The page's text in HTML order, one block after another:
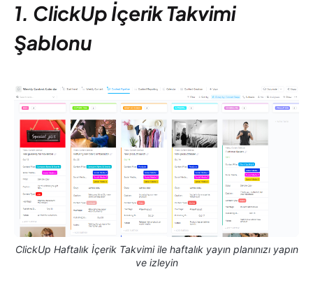
1. ClickUp İçerik Takvimi
Şablonu
ClickUp Haftalık İçerik Takvimi ile haftalık yayın planınızı yapın
ve izleyin